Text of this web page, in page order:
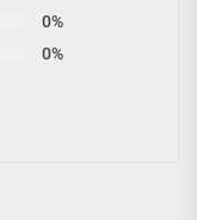
0%
0%